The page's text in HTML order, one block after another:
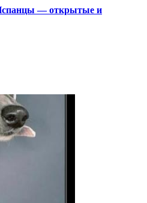
— открытые и